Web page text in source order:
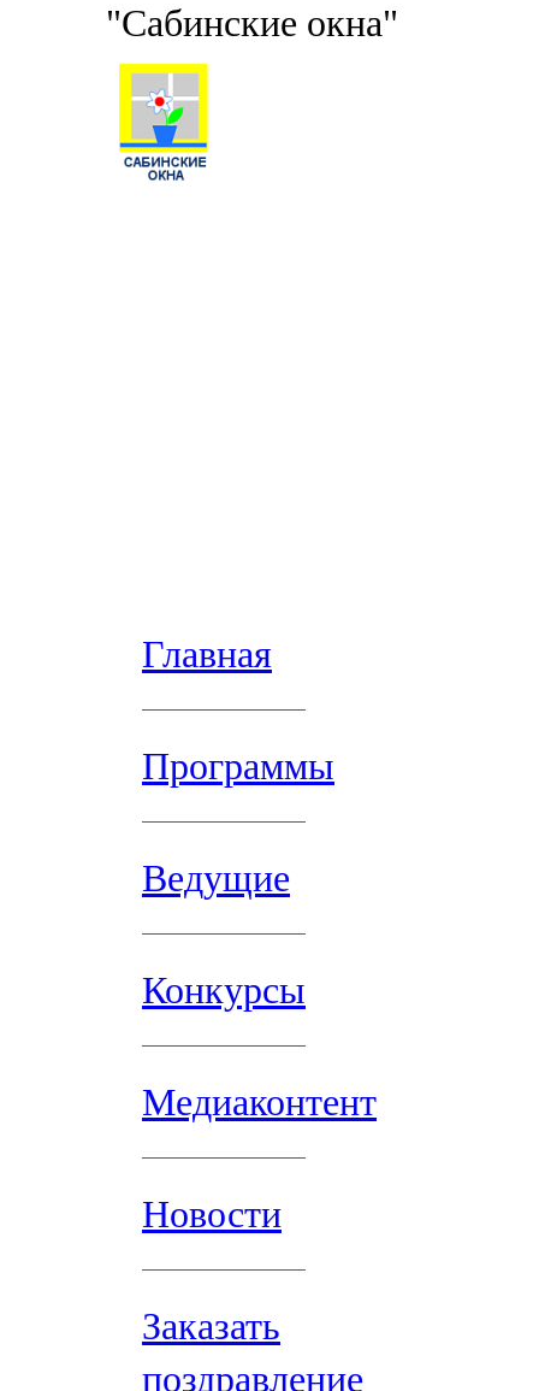
"Сабинские окна"
Главная
Программы
Ведущие
Конкурсы
Медиаконтент
Новости
Заказать
поздравление